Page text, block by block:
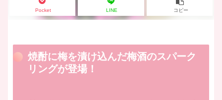
Pocket LINE コピー
焼酎に梅を漬け込んだ梅酒のスパーク
リングが登場！